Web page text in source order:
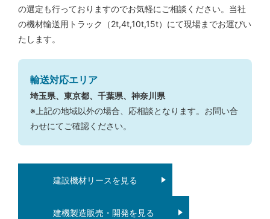
の選定も行っておりますのでお気軽にご相談ください。当社
の機材輸送用トラック（2t,4t,10t,15t）にて現場までお運びい
たします。
輸送対応エリア
埼玉県、東京都、千葉県、神奈川県
※上記の地域以外の場合、応相談となります。お問い合
わせにてご確認ください。
建設機材リースを見る
建機製造販売・開発を見る